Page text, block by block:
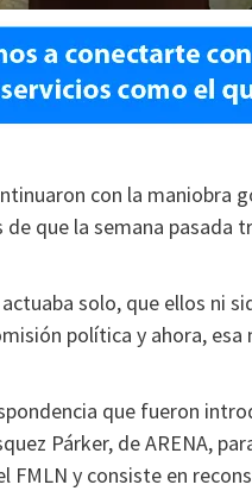
con la maniobra
que la semana pasada
solo, que ellos ni
política y ahora,
que fueron
Párker, de ARENA,
y consiste en